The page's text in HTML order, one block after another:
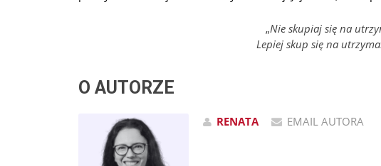
„Nie skupiaj się na
Lepiej skup się na
O AUTORZE
RENATA EMAIL AUTORA